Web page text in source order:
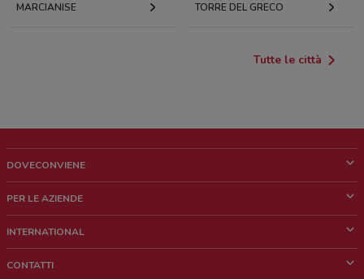
MARCIANISE TORRE DEL GRECO
Tutte le città
DOVECONVIENE
Chi siamo
Lavora con noi
PER LE AZIENDE
Richieste commerciali e marketing
INTERNATIONAL
CONTATTI